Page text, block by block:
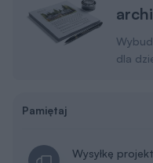
dla
Pamiętaj
Wysyłkę